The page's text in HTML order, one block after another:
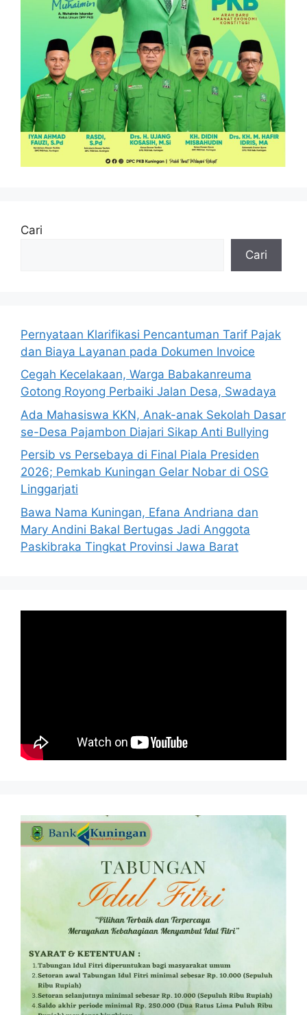
Cari
Cari
Pernyataan Klarifikasi Pencantuman Tarif Pajak
dan Biaya Layanan pada Dokumen Invoice
Cegah Kecelakaan, Warga Babakanreuma
Gotong Royong Perbaiki Jalan Desa, Swadaya
Ada Mahasiswa KKN, Anak-anak Sekolah Dasar
se-Desa Pajambon Diajari Sikap Anti Bullying
Persib vs Persebaya di Final Piala Presiden
2026; Pemkab Kuningan Gelar Nobar di OSG
Linggarjati
Bawa Nama Kuningan, Efana Andriana dan
Mary Andini Bakal Bertugas Jadi Anggota
Paskibraka Tingkat Provinsi Jawa Barat